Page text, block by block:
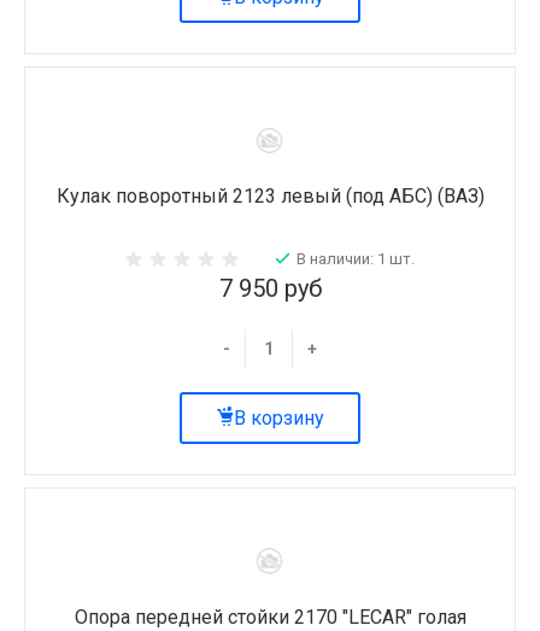
Кулак поворотный 2123 левый (под АБС) (ВАЗ)
В наличии: 1 шт.
7 950 руб
- +
В корзину
Опора передней стойки 2170 "LECAR" голая